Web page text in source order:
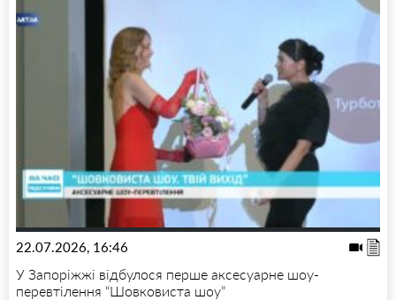
22.07.2026, 16:46
У Запоріжжі відбулося перше аксесуарне шоу-
перевтілення “Шовковиста шоу”